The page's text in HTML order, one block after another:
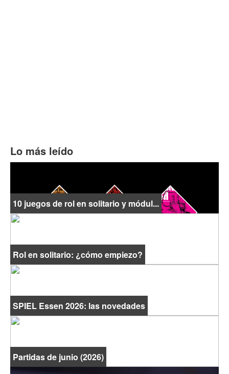
Lo más leído
10 juegos de rol en solitario y módul...
Rol en solitario: ¿cómo empiezo?
SPIEL Essen 2026: las novedades
Partidas de junio (2026)